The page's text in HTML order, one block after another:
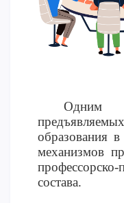
ИНТЕРЕСНОЕ
Напутствие
Международная
International studying
METU Courses
Одним
образования
механизмов
профессорско-
состава.